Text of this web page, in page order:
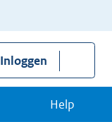
Inloggen
Help